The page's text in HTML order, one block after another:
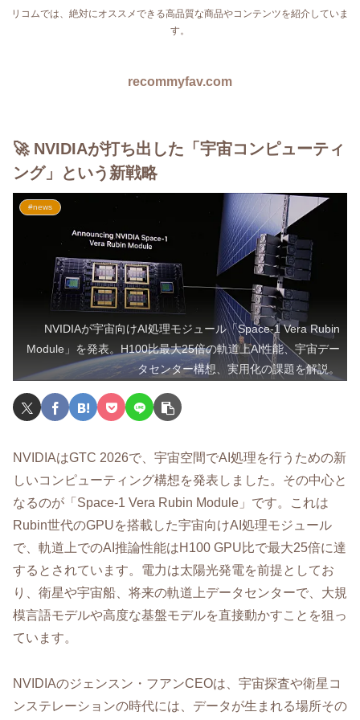
リコムでは、絶対にオススメできる高品質な商品やコンテンツを紹介していま
す。
recommyfav.com
🚀 NVIDIAが打ち出した「宇宙コンピューティ
ング」という新戦略
#news
NVIDIAが宇宙向けAI処理モジュール「Space-1 Vera Rubin
Module」を発表。H100比最大25倍の軌道上AI性能、宇宙デー
タセンター構想、実用化の課題を解説。
NVIDIAはGTC 2026で、宇宙空間でAI処理を行うための新
しいコンピューティング構想を発表しました。その中心と
なるのが「Space-1 Vera Rubin Module」です。これは
Rubin世代のGPUを搭載した宇宙向けAI処理モジュール
で、軌道上でのAI推論性能はH100 GPU比で最大25倍に達
するとされています。電力は太陽光発電を前提としてお
り、衛星や宇宙船、将来の軌道上データセンターで、大規
模言語モデルや高度な基盤モデルを直接動かすことを狙っ
ています。
NVIDIAのジェンスン・フアンCEOは、宇宙探査や衛星コ
ンステレーションの時代には、データが生まれる場所その